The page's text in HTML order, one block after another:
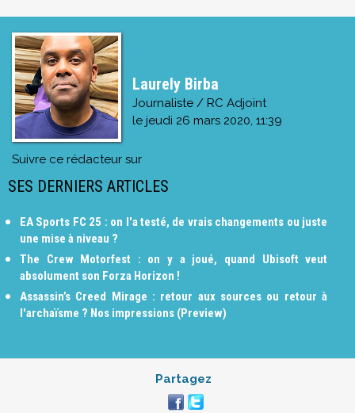
Laurely Birba
Journaliste / RC Adjoint
le jeudi 26 mars 2020, 11:39
Suivre ce rédacteur sur
SES DERNIERS ARTICLES
EA Sports FC 25 : on l'a testé, de vrais changements ou juste
une mise à niveau ?
The Crew Motorfest : on y a joué, quand Ubisoft veut
absolument son Forza Horizon !
Assassin’s Creed Mirage : retour aux sources ou retour à
l'archaïsme ? Nos impressions (Preview)
Partagez